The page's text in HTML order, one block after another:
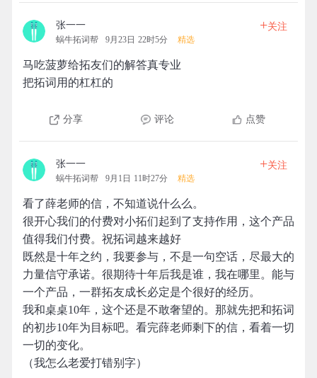
张一一
蜗牛拓词帮 9月23日 22时5分 精选
+关注
马吃菠萝给拓友们的解答真专业
把拓词用的杠杠的
分享 评论 点赞
张一一
蜗牛拓词帮 9月1日 11时27分 精选
+关注
看了薛老师的信，不知道说什么么。
很开心我们的付费对小拓们起到了支持作用，这个产品
值得我们付费。祝拓词越来越好
既然是十年之约，我要参与，不是一句空话，尽最大的
力量信守承诺。很期待十年后我是谁，我在哪里。能与
一个产品，一群拓友成长必定是个很好的经历。
我和桌桌10年，这个还是不敢奢望的。那就先把和拓词
的初步10年为目标吧。看完薛老师剩下的信，看着一切
一切的变化。
（我怎么老爱打错别字）